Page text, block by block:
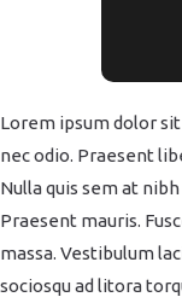
Lorem ipsum dolor
nec odio. Praesent
Nulla quis sem at
Praesent mauris.
massa. Vestibulum
sociosqu ad litora